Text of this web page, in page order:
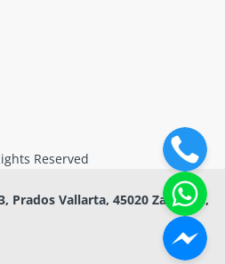
Reserved
Prados Vallarta, 45020 Zapopan,